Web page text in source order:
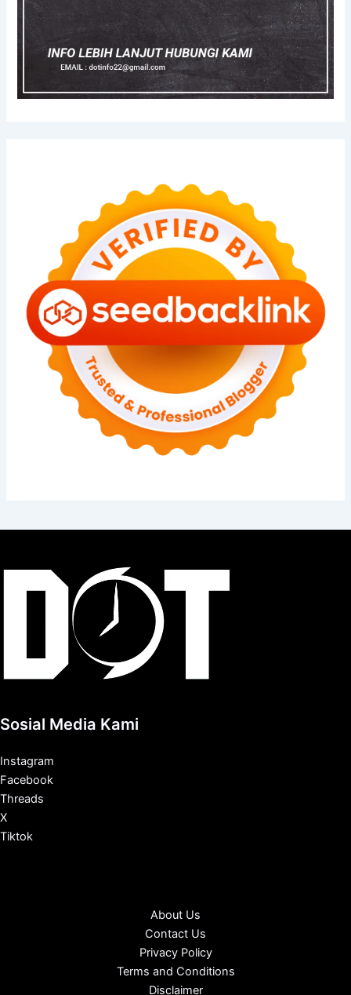
Sosial Media Kami
Instagram
Facebook
Threads
X
Tiktok
About Us
Contact Us
Privacy Policy
Terms and Conditions
Disclaimer